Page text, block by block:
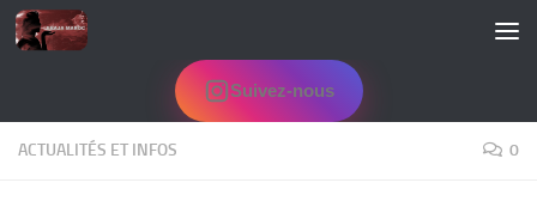
Skip to content
Suivez-nous
ACTUALITÉS ET INFOS 0